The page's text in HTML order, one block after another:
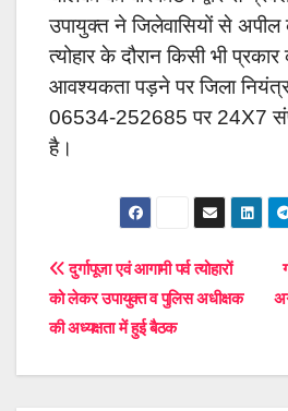
उपायुक्त ने जिलेवासियों से
त्योहार के दौरान किसी भी
आवश्यकता पड़ने पर जिला
06534-252685 पर 24X7
है।
Post
navigation
दुर्गापूजा एवं आगामी पर्व त्योहारों
को लेकर उपायुक्त व पुलिस अधीक्षक
की अध्यक्षता में हुई बैठक